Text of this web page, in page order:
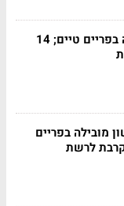
המתחזים ראשונה בפריים טיים; 14
מובילה בפריים